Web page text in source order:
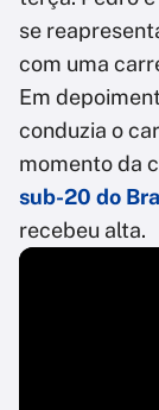
se
com uma
Em
conduzia o
momento da
sub-20 do
recebeu alta.